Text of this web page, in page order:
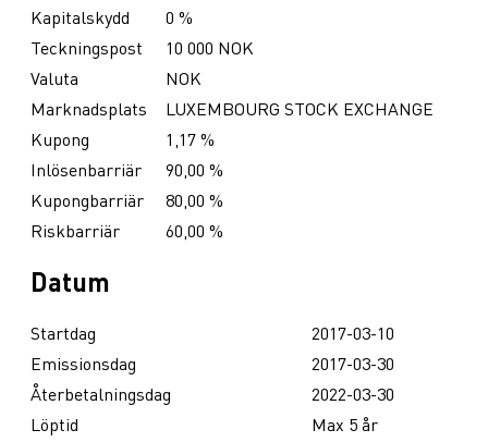
Kapitalskydd
0 %
Teckningspost
10 000 NOK
Valuta
NOK
Marknadsplats
LUXEMBOURG STOCK EXCHANGE
Kupong
1,17 %
Inlösenbarriär
90,00 %
Kupongbarriär
80,00 %
Riskbarriär
60,00 %
Datum
Startdag
2017-03-10
Emissionsdag
2017-03-30
Återbetalningsdag
2022-03-30
Löptid
Max 5 år